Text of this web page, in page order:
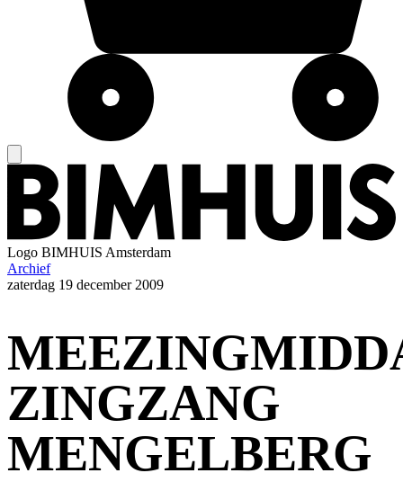
Logo BIMHUIS Amsterdam
Archief
zaterdag 19 december 2009
ZINGZANG
MENGELBERG